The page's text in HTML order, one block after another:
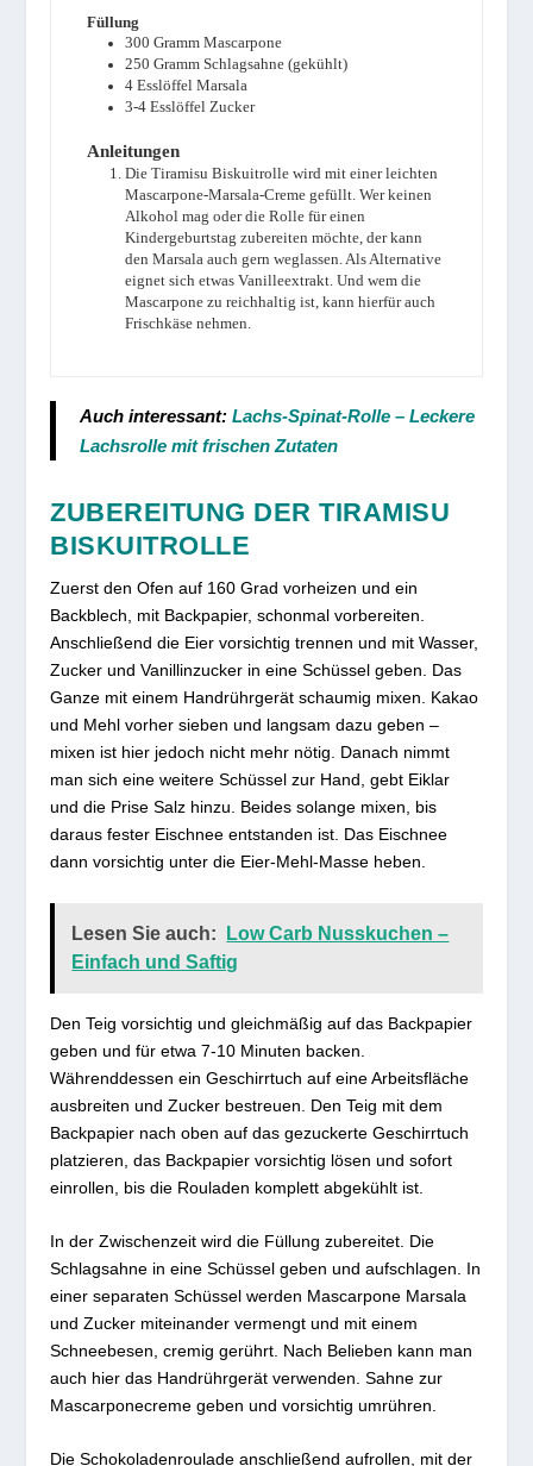
Füllung
300 Gramm Mascarpone
250 Gramm Schlagsahne (gekühlt)
4 Esslöffel Marsala
3-4 Esslöffel Zucker
Anleitungen
Die Tiramisu Biskuitrolle wird mit einer leichten
Mascarpone-Marsala-Creme gefüllt. Wer keinen
Alkohol mag oder die Rolle für einen
Kindergeburtstag zubereiten möchte, der kann
den Marsala auch gern weglassen. Als Alternative
eignet sich etwas Vanilleextrakt. Und wem die
Mascarpone zu reichhaltig ist, kann hierfür auch
Frischkäse nehmen.
Auch interessant:Lachs-Spinat-Rolle – Leckere
Lachsrolle mit frischen Zutaten
ZUBEREITUNG DER TIRAMISU
BISKUITROLLE
Zuerst den Ofen auf 160 Grad vorheizen und ein
Backblech, mit Backpapier, schonmal vorbereiten.
Anschließend die Eier vorsichtig trennen und mit Wasser,
Zucker und Vanillinzucker in eine Schüssel geben. Das
Ganze mit einem Handrührgerät schaumig mixen. Kakao
und Mehl vorher sieben und langsam dazu geben –
mixen ist hier jedoch nicht mehr nötig. Danach nimmt
man sich eine weitere Schüssel zur Hand, gebt Eiklar
und die Prise Salz hinzu. Beides solange mixen, bis
daraus fester Eischnee entstanden ist. Das Eischnee
dann vorsichtig unter die Eier-Mehl-Masse heben.
Lesen Sie auch:
Low Carb Nusskuchen –
Einfach und Saftig
Den Teig vorsichtig und gleichmäßig auf das Backpapier
geben und für etwa 7-10 Minuten backen.
Währenddessen ein Geschirrtuch auf eine Arbeitsfläche
ausbreiten und Zucker bestreuen. Den Teig mit dem
Backpapier nach oben auf das gezuckerte Geschirrtuch
platzieren, das Backpapier vorsichtig lösen und sofort
einrollen, bis die Rouladen komplett abgekühlt ist.
In der Zwischenzeit wird die Füllung zubereitet. Die
Schlagsahne in eine Schüssel geben und aufschlagen. In
einer separaten Schüssel werden Mascarpone Marsala
und Zucker miteinander vermengt und mit einem
Schneebesen, cremig gerührt. Nach Belieben kann man
auch hier das Handrührgerät verwenden. Sahne zur
Mascarponecreme geben und vorsichtig umrühren.
Die Schokoladenroulade anschließend aufrollen, mit der